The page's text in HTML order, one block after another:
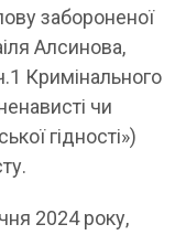
забороненої
Алсинова,
Кримінального
чи
гідності»)
2024 року,